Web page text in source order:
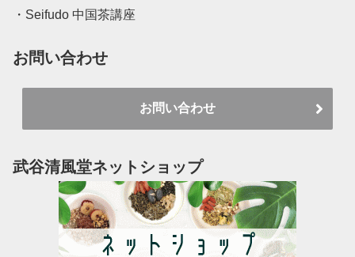
・Seifudo 中国茶講座
お問い合わせ
お問い合わせ
武谷清風堂ネットショップ